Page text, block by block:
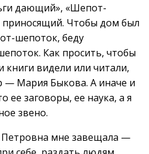
дающий», «Шепот-
приносящий. Чтобы дом был
шепоток, беду
Как просить, чтобы
книги видели или читали,
— Мария Быкова. А иначе и
ее заговоры, ее наука, а я
звено.
мне завещала —